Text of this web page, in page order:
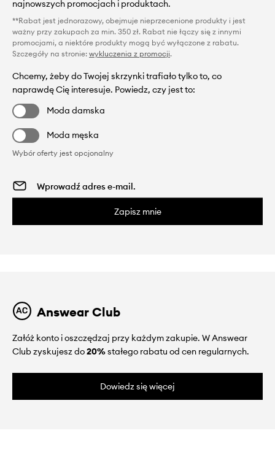
najnowszych promocjach i produktach.
**Rabat jest jednorazowy, obejmuje nieprzecenione produkty i jest
ważny przy zakupach za min. 350 zł. Rabat nie łączy się z innymi
promocjami, a niektóre produkty mogą być wyłączone z rabatu.
Szczegóły na stronie: wykluczenia z promocji.
Chcemy, żeby do Twojej skrzynki trafiało tylko to, co
naprawdę Cię interesuje. Powiedz, czy jest to:
Moda damska
Moda męska
Wybór oferty jest opcjonalny
Zapisz mnie
Answear Club
Załóż konto i oszczędzaj przy każdym zakupie. W Answear
Club zyskujesz do20%stałego rabatu od cen regularnych.
Dowiedz się więcej